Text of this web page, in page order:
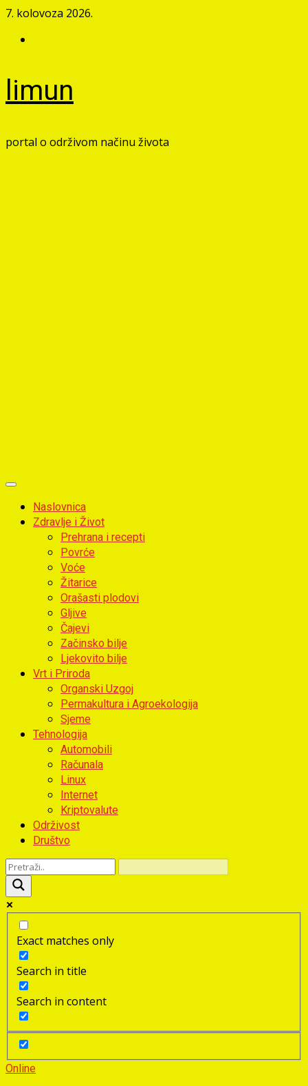
Skip
content
7. kolovoza 2026.
limun
portal o održivom načinu života
Primary
MenuNaslovnica
Zdravlje i Život
Prehrana i recepti
Povrće
Voće
Žitarice
Orašasti plodovi
Gljive
Čajevi
Začinsko bilje
Ljekovito bilje
Vrt i Priroda
Organski Uzgoj
Permakultura i Agroekologija
Sjeme
Tehnologija
Automobili
Računala
Linux
Internet
Kriptovalute
Održivost
Društvo
Exact matches only
Search in title
Search in content
Online